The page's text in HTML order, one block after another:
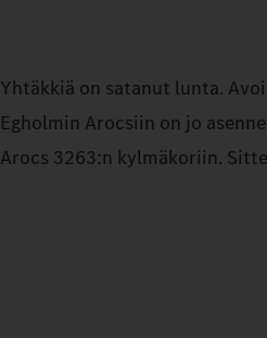
Yhtäkkiä on satanut lunta.
Egholmin Arocsiin on jo
Arocs 3263:n kylmäkoriin.